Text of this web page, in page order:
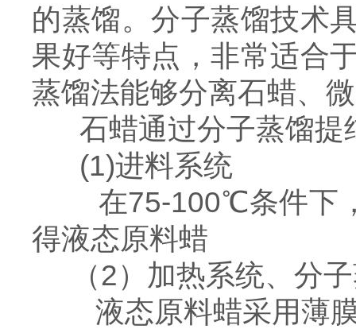
的蒸馏。分子蒸馏技术
果好等特点，非常适合
蒸馏法能够分离石蜡、
石蜡通过分子蒸馏提
(1)进料系统
在75-100℃条件下
得液态原料蜡
（2）加热系统、分
液态原料蜡采用薄